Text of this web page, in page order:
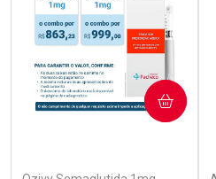
COMPRAR